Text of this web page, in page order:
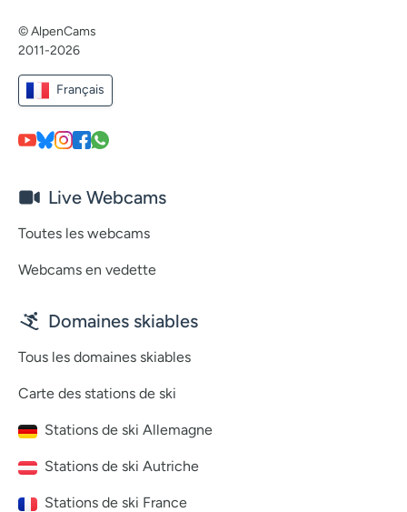
© AlpenCams
2011-2026
Français
Live Webcams
Toutes les webcams
Webcams en vedette
Domaines skiables
Tous les domaines skiables
Carte des stations de ski
Stations de ski Allemagne
Stations de ski Autriche
Stations de ski France